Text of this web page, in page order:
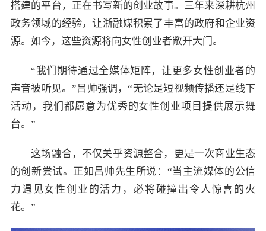
搭建的平台，正在书写新的创业故事。三年来深耕杭州
政务领域的经验，让浙融媒积累了丰富的政府和企业资
源。如今，这些资源将向女性创业者敞开大门。
“我们期待通过全媒体矩阵，让更多女性创业者的
声音被听见。”吕帅强调，“无论是短视频传播还是线下
活动，我们都愿意为优秀的女性创业项目提供展示舞
台。”
这场融合，不仅关乎资源整合，更是一次商业生态
的创新尝试。正如吕帅先生所说：“当主流媒体的公信
力遇见女性创业的活力，必将碰撞出令人惊喜的火
花。”